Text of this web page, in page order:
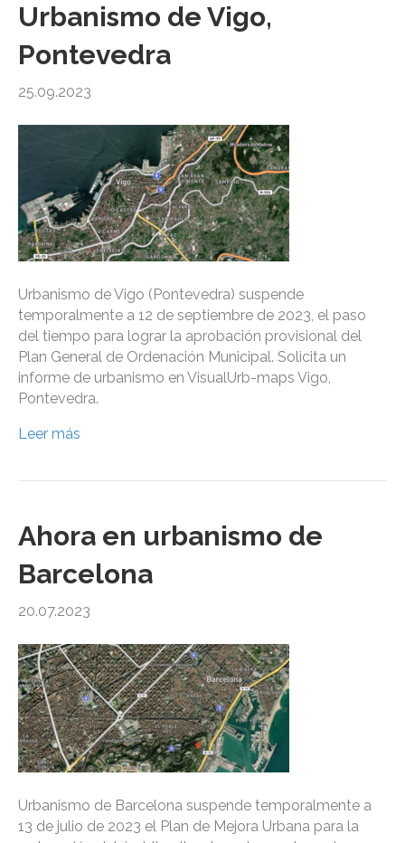
Urbanismo de Vigo,
Pontevedra
25.09.2023
Urbanismo de Vigo (Pontevedra) suspende
temporalmente a 12 de septiembre de 2023, el paso
del tiempo para lograr la aprobación provisional del
Plan General de Ordenación Municipal. Solicita un
informe de urbanismo en VisualUrb-maps Vigo,
Pontevedra.
Leer más
Ahora en urbanismo de
Barcelona
20.07.2023
Urbanismo de Barcelona suspende temporalmente a
13 de julio de 2023 el Plan de Mejora Urbana para la